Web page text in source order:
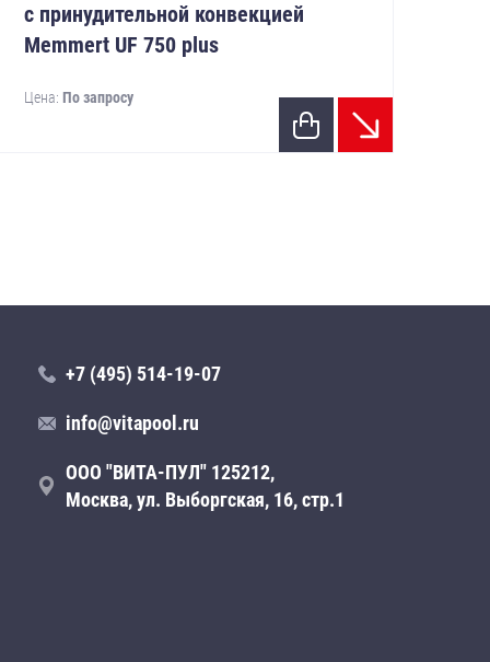
с принудительной конвекцией
Memmert UF 750 plus
Цена: По запросу
+7 (495) 514-19-07
info@vitapool.ru
ООО "ВИТА-ПУЛ" 125212,
Москва, ул. Выборгская, 16, стр.1